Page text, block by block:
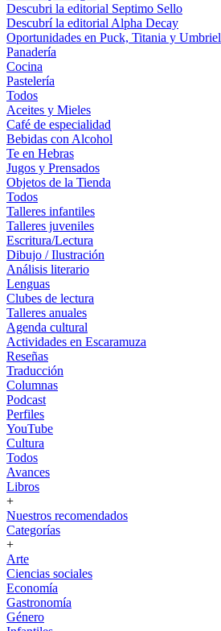
Descubri la editorial Septimo Sello
Descubrí la editorial Alpha Decay
Oportunidades en Puck, Titania y Umbriel
Panadería
Cocina
Pastelería
Todos
Aceites y Mieles
Café de especialidad
Bebidas con Alcohol
Te en Hebras
Jugos y Prensados
Objetos de la Tienda
Todos
Talleres infantiles
Talleres juveniles
Escritura/Lectura
Dibujo / Ilustración
Análisis literario
Lenguas
Clubes de lectura
Talleres anuales
Agenda cultural
Actividades en Escaramuza
Reseñas
Traducción
Columnas
Podcast
Perfiles
YouTube
Cultura
Todos
Avances
Libros
+
Nuestros recomendados
Categorías
+
Arte
Ciencias sociales
Economía
Gastronomía
Género